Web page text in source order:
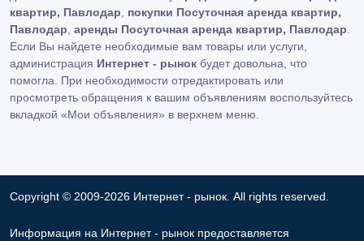
квартир, Павлодар, покупки Посуточная аренда квартир,
Павлодар, аренды Посуточная аренда квартир, Павлодар.
Если Вы найдете необходимые вам товары или услуги,
администрация Интернет - рынок будет довольна, что
помогла. При необходимости отредактировать или
просмотреть обращения к вашим объявлениям воспользуйтесь
вкладкой «Мои объявления» в верхнем меню.
Copyright © 2009-2026 Интернет - рынок. All rights reserved.
Информация на Интернет - рынок предоставляется